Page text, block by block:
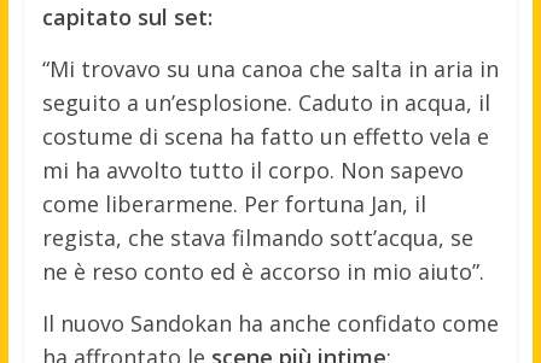
capitato sul set:
“Mi trovavo su una canoa che salta in aria in
seguito a un’esplosione. Caduto in acqua, il
costume di scena ha fatto un effetto vela e
mi ha avvolto tutto il corpo. Non sapevo
come liberarmene. Per fortuna Jan, il
regista, che stava filmando sott’acqua, se
ne è reso conto ed è accorso in mio aiuto”.
Il nuovo Sandokan ha anche confidato come
ha affrontato le scene più intime: